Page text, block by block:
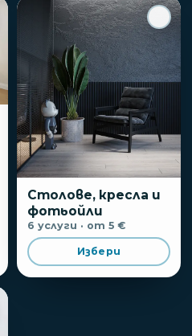
Столове, кресла и
фотьойли
6 услуги · от 5 €
Избери